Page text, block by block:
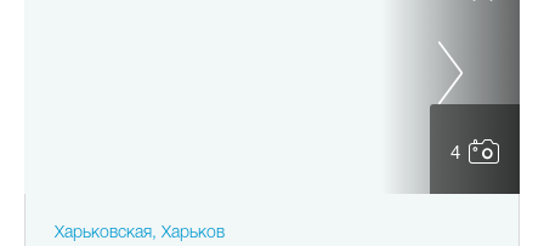
4
Харьковская, Харьков